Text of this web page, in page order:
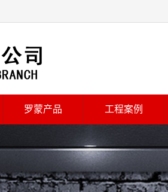
罗蒙产品 工程案例